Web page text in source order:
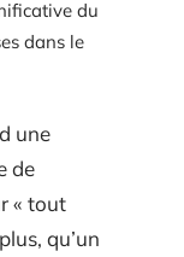
du
dans le
une
de
« tout
qu’un